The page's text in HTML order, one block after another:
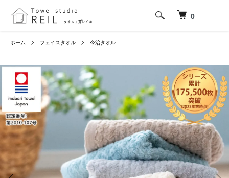
0
ホーム フェイスタオル 今治タオル